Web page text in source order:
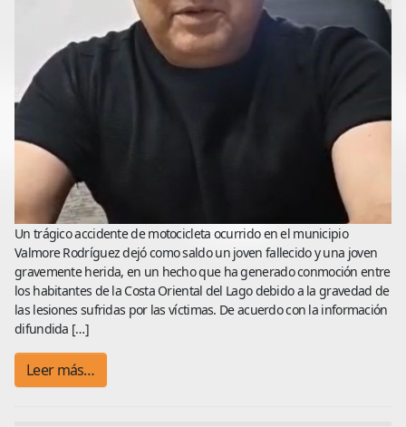
Un trágico accidente de motocicleta ocurrido en el municipio
Valmore Rodríguez dejó como saldo un joven fallecido y una joven
gravemente herida, en un hecho que ha generado conmoción entre
los habitantes de la Costa Oriental del Lago debido a la gravedad de
las lesiones sufridas por las víctimas. De acuerdo con la información
difundida […]
Leer más…